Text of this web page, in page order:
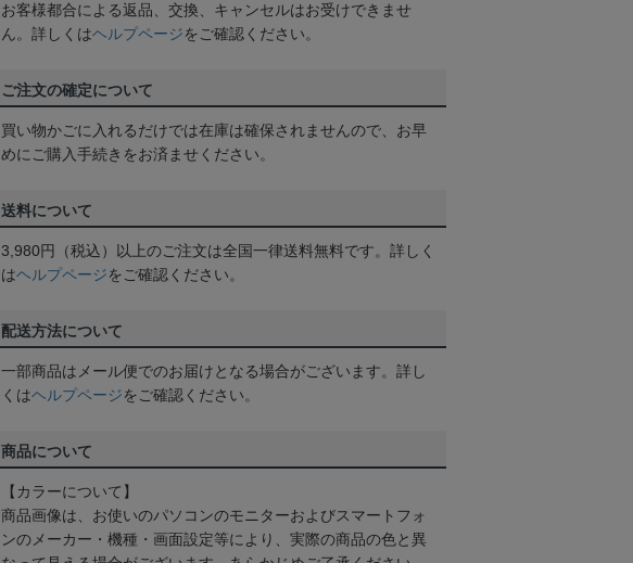
お客様都合による返品、交換、キャンセルはお受けできませ
ん。詳しくはヘルプページをご確認ください。
ご注文の確定について
買い物かごに入れるだけでは在庫は確保されませんので、お早
めにご購入手続きをお済ませください。
送料について
3,980円（税込）以上のご注文は全国一律送料無料です。詳しく
はヘルプページをご確認ください。
配送方法について
一部商品はメール便でのお届けとなる場合がございます。詳し
くはヘルプページをご確認ください。
商品について
【カラーについて】
商品画像は、お使いのパソコンのモニターおよびスマートフォ
ンのメーカー・機種・画面設定等により、実際の商品の色と異